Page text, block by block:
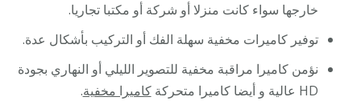
خارجها سواء كانت منزلا أو شركة أو مكتبا تجاريا.
توفير كاميرات مخفية سهلة الفك أو التركيب بأشكال عدة.
نؤمن كاميرا مراقبة مخفية للتصوير الليلي أو النهاري بجودة
HD عالية و أيضا كاميرا متحركة
كاميرا مخفية.